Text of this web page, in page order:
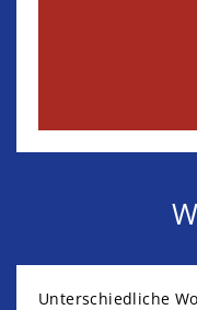
Unterschiedliche